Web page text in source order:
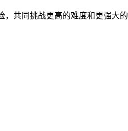
共同挑战更高的难度和更强大的